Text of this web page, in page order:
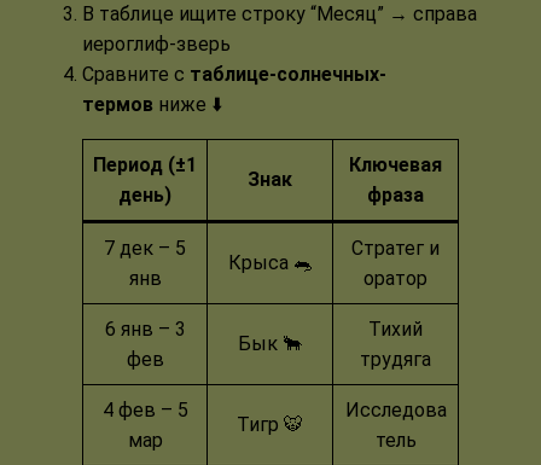
В таблице ищите строку “Месяц” → справа
иероглиф-зверь
Сравните с таблице-солнечных-
термов ниже ⬇️
Период (±1
день)
Знак
Ключевая
фраза
7 дек – 5
янв
Крыса 🐀
Стратег и
оратор
6 янв – 3
фев
Бык 🐂
Тихий
трудяга
4 фев – 5
мар
Тигр 🐯
Исследова
тель